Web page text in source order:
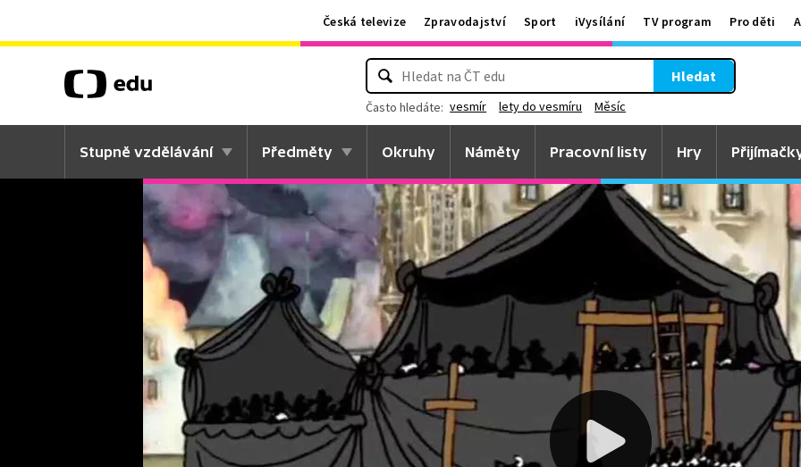
Česká televize Zpravodajství Sport iVysílání TV program Pro děti
Hledat
Často hledáte: vesmír lety do vesmíru Měsíc
Stupně vzdělávání Předměty Okruhy Náměty Pracovní listy Hry